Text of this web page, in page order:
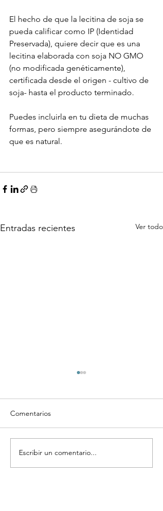
El hecho de que la lecitina de soja se
pueda calificar como IP (Identidad
Preservada), quiere decir que es una
lecitina elaborada con soja NO GMO
(no modificada genéticamente),
certificada desde el origen - cultivo de
soja- hasta el producto terminado.
Puedes incluirla en tu dieta de muchas
formas, pero siempre asegurándote de
que es natural.
Entradas recientes Ver todo
Complementos y
suplementos vitamínicos
Comentarios
Escribir un comentario...